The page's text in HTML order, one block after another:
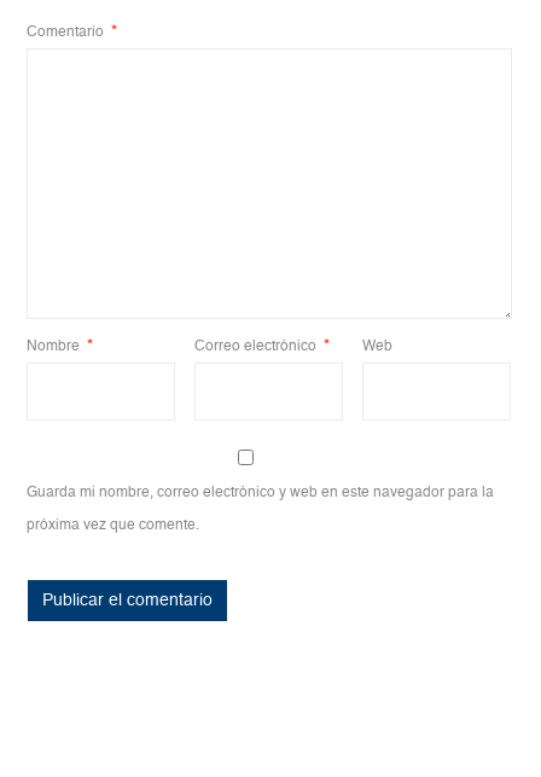
Comentario *
Nombre * Correo electrónico * Web
Guarda mi nombre, correo electrónico y web en este navegador para la
próxima vez que comente.